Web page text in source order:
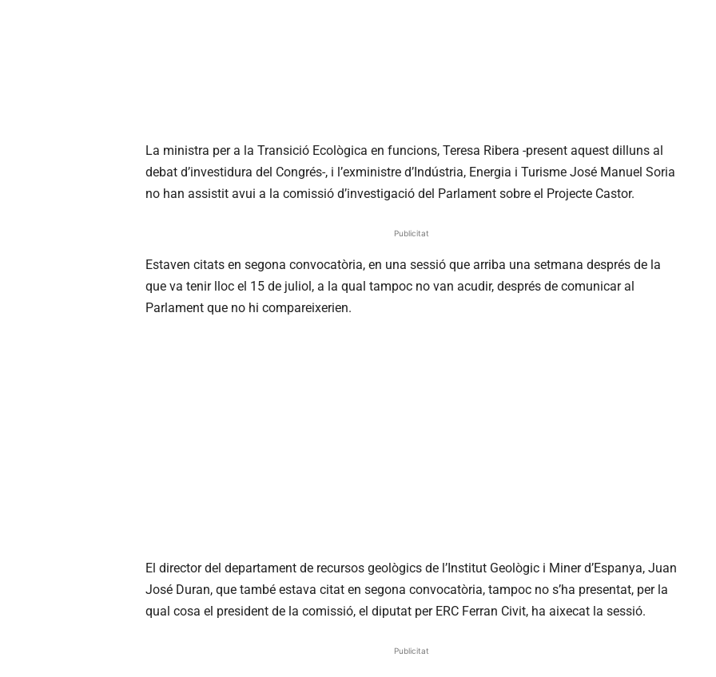
La ministra per a la Transició Ecològica en funcions, Teresa Ribera -present aquest dilluns al
debat d’investidura del Congrés-, i l’exministre d’Indústria, Energia i Turisme José Manuel Soria
no han assistit avui a la comissió d’investigació del Parlament sobre el Projecte Castor.
Publicitat
Estaven citats en segona convocatòria, en una sessió que arriba una setmana després de la
que va tenir lloc el 15 de juliol, a la qual tampoc no van acudir, després de comunicar al
Parlament que no hi compareixerien.
El director del departament de recursos geològics de l’Institut Geològic i Miner d’Espanya, Juan
José Duran, que també estava citat en segona convocatòria, tampoc no s’ha presentat, per la
qual cosa el president de la comissió, el diputat per ERC Ferran Civit, ha aixecat la sessió.
Publicitat